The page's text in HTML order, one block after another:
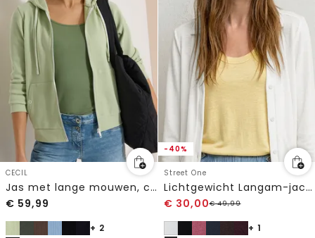
CECIL
Jas met lange mouwen, capuchon en structuur
€ 59,99
+ 2
-40%
Street One
Lichtgewicht Langam-jack in linnenlook
€ 30,00€49,99
+ 1